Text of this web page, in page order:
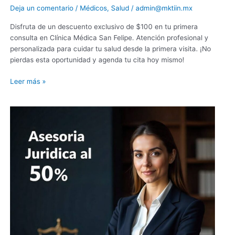
Deja un comentario / Médicos, Salud / admin@mktiin.mx
Disfruta de un descuento exclusivo de $100 en tu primera
consulta en Clínica Médica San Felipe. Atención profesional y
personalizada para cuidar tu salud desde la primera visita. ¡No
pierdas esta oportunidad y agenda tu cita hoy mismo!
Leer más »
primera